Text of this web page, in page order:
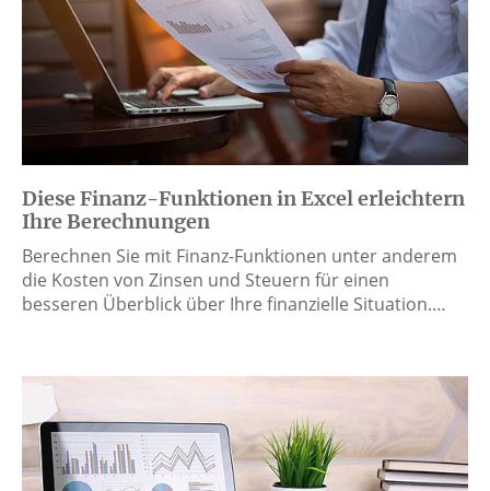
Diese Finanz-Funktionen in Excel erleichtern
Ihre Berechnungen
Berechnen Sie mit Finanz-Funktionen unter anderem
die Kosten von Zinsen und Steuern für einen
besseren Überblick über Ihre finanzielle Situation.…